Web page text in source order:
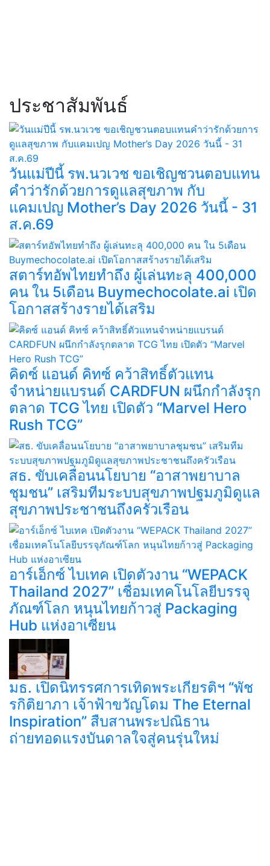
ประชาสัมพันธ์
วันแม่ปีนี้ รพ.นวเวช ขอเชิญชวนตอบแทน
คำว่ารักด้วยการดูแลสุขภาพ กับ
แคมเปญ Mother’s Day 2026 วันนี้ - 31
ส.ค.69
สตาร์ทอัพไทยทำถึง ผู้เล่นทะลุ 400,000
คน ใน 5เดือน Buymechocolate.ai เปิด
โอกาสสร้างรายได้เสริม
คิดซ์ แอนด์ คิทซ์ คว้าสิทธิ์ตัวแทน
จำหน่ายแบรนด์ CARDFUN ผนึกกำลังรุก
ตลาด TCG ไทย เปิดตัว “Marvel Hero
Rush TCG”
สธ. ขับเคลื่อนนโยบาย “อาสาพยาบาล
ชุมชน” เสริมทีมระบบสุขภาพปฐมภูมิดูแล
สุขภาพประชาชนถึงครัวเรือน
อาร์เอ็กซ์ ไบเทค เปิดตัวงาน “WEPACK
Thailand 2027” เชื่อมเทคโนโลยีบรรจุ
ภัณฑ์โลก หนุนไทยก้าวสู่ Packaging
Hub แห่งอาเซียน
มธ. เปิดนิทรรศการเทิดพระเกียรติฯ “พัช
รกิติยาภา เจ้าฟ้าขวัญโดม The Eternal
Inspiration” สืบสานพระปณิธาน
ถ่ายทอดแรงบันดาลใจสู่คนรุ่นใหม่